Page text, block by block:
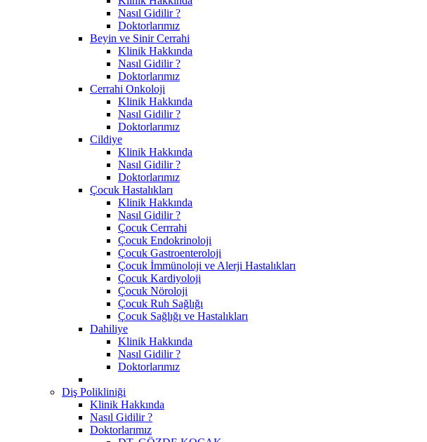
Nasıl Gidilir ?
Doktorlarımız
Beyin ve Sinir Cerrahi
Klinik Hakkında
Nasıl Gidilir ?
Doktorlarımız
Cerrahi Onkoloji
Klinik Hakkında
Nasıl Gidilir ?
Doktorlarımız
Cildiye
Klinik Hakkında
Nasıl Gidilir ?
Doktorlarımız
Çocuk Hastalıkları
Klinik Hakkında
Nasıl Gidilir ?
Çocuk Cerrrahi
Çocuk Endokrinoloji
Çocuk Gastroenteroloji
Çocuk İmmünoloji ve Alerji Hastalıkları
Çocuk Kardiyoloji
Çocuk Nöroloji
Çocuk Ruh Sağlığı
Çocuk Sağlığı ve Hastalıkları
Dahiliye
Klinik Hakkında
Nasıl Gidilir ?
Doktorlarımız
Diş Polikliniği
Klinik Hakkında
Nasıl Gidilir ?
Doktorlarımız